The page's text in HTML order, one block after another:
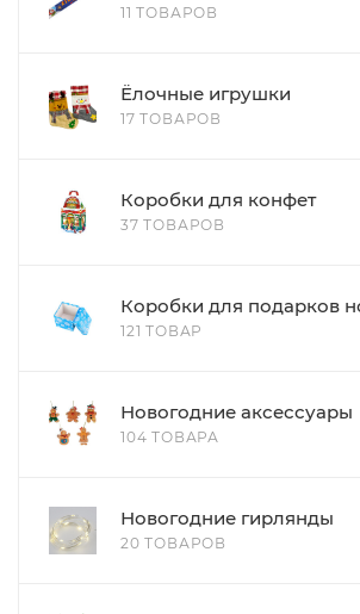
11 ТОВАРОВ
Ёлочные игрушки
17 ТОВАРОВ
Коробки для конфет
37 ТОВАРОВ
Коробки для подарков
121 ТОВАР
Новогодние аксессуары
104 ТОВАРА
Новогодние гирлянды
20 ТОВАРОВ